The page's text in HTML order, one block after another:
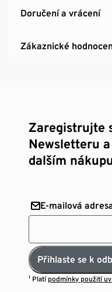
Doručení a vrácení
Zákaznické
Zaregistrujte
Newsletteru
dalším
E-mailová
Přihlaste se k
¹ Platí podmínky použití